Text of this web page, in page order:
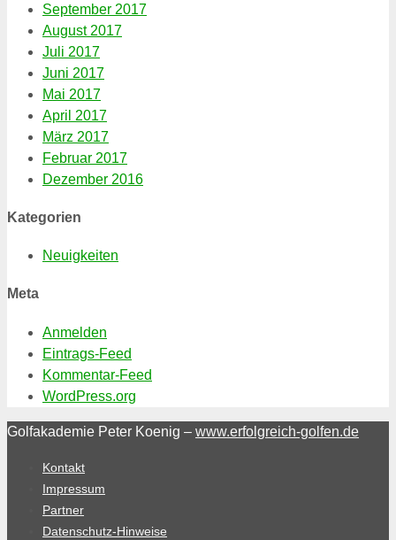
September 2017
August 2017
Juli 2017
Juni 2017
Mai 2017
April 2017
März 2017
Februar 2017
Dezember 2016
Kategorien
Neuigkeiten
Meta
Anmelden
Eintrags-Feed
Kommentar-Feed
WordPress.org
Golfakademie Peter Koenig – www.erfolgreich-golfen.de
Kontakt
Impressum
Partner
Datenschutz-Hinweise